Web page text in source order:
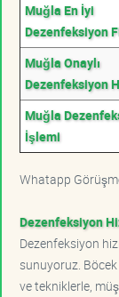
Muğla En İyi
Dezenfeksiyon
Muğla Onaylı
Dezenfeksiyon
Muğla
İşlemi
Whatapp
Dezenfeksiyon
Dezenfeksiyon
sunuyoruz.
ve tekniklerle,